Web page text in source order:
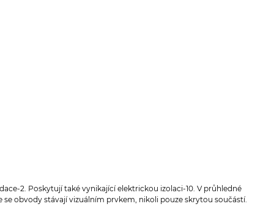
2. Poskytují také vynikající elektrickou izolaci-10. V průhledné
obvody stávají vizuálním prvkem, nikoli pouze skrytou součástí.